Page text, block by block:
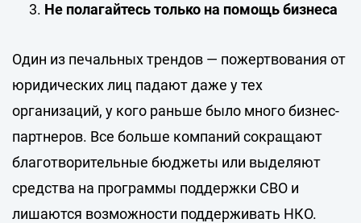
Не полагайтесь только на помощь бизнеса
Один из печальных трендов — пожертвования от
юридических лиц падают даже у тех
организаций, у кого раньше было много бизнес-
партнеров. Все больше компаний сокращают
благотворительные бюджеты или выделяют
средства на программы поддержки СВО и
лишаются возможности поддерживать НКО.